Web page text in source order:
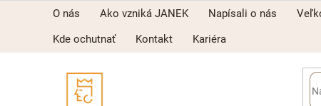
O nás Ako vzniká JANEK Napísali o nás
Kde ochutnať
Kontakt Kariéra